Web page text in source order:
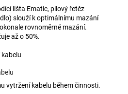
lišta Ematic, pilový řetěz
slouží k optimálnímu mazání
rovnoměrné mazání.
až o 50%.
vytržení kabelu během činnosti.